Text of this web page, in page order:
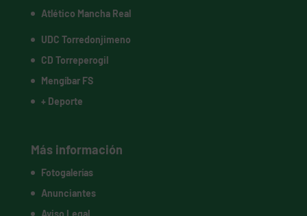
Atlético Mancha Real
UDC Torredonjimeno
CD Torreperogil
Mengíbar FS
+ Deporte
Más información
Fotogalerías
Anunciantes